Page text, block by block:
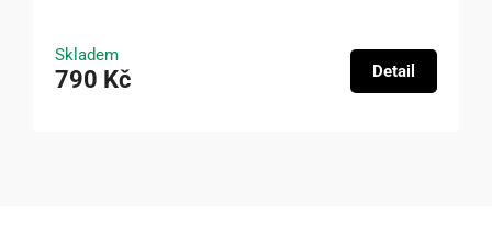
Skladem
790 Kč Detail